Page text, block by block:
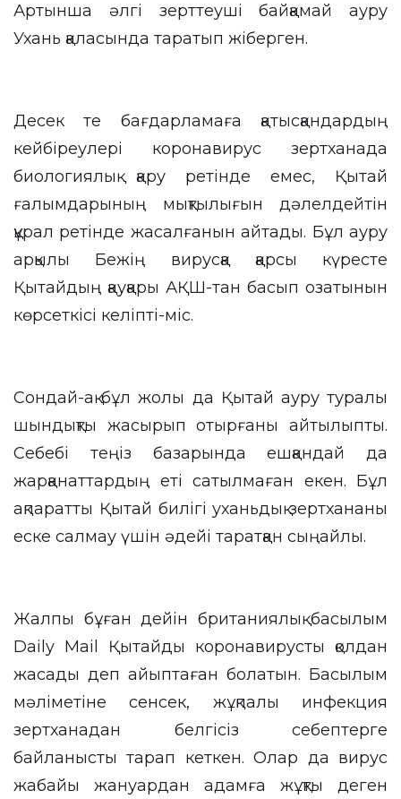
Артынша әлгі зерттеуші байқамай ауру
Ухань қаласында таратып жіберген.
Десек те бағдарламаға қатысқандардың
кейбіреулері коронавирус зертханада
биологиялық қару ретінде емес, Қытай
ғалымдарының мықтылығын дәлелдейтін
құрал ретінде жасалғанын айтады. Бұл ауру
арқылы Бежің вирусқа қарсы күресте
Қытайдың қауқары АҚШ-тан басып озатынын
көрсеткісі келіпті-міс.
Сондай-ақ бұл жолы да Қытай ауру туралы
шындықты жасырып отырғаны айтылыпты.
Себебі теңіз базарында ешқандай да
жарқанаттардың еті сатылмаған екен. Бұл
ақпаратты Қытай билігі уханьдық зертхананы
еске салмау үшін әдейі таратқан сыңайлы.
Жалпы бұған дейін британиялық басылым
Daily Mail Қытайды коронавирусты қолдан
жасады деп айыптаған болатын. Басылым
мәліметіне сенсек, жұқпалы инфекция
зертханадан белгісіз себептерге
байланысты тарап кеткен. Олар да вирус
жабайы жануардан адамға жұқты деген